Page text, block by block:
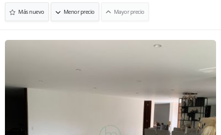
Más nuevo Menor precio Mayor precio